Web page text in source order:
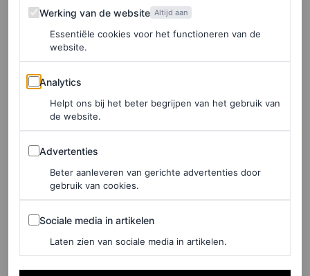
24 september, 2021
En sluit de lente/zomer 2022-show in Milaan.
Werking van de website
Werking van de website Altijd aan
Essentiële cookies voor het functioneren van de
website.
Analytics
Analytics
Helpt ons bij het beter begrijpen van het gebruik van
de website.
Advertenties
Advertenties
Beter aanleveren van gerichte advertenties door
gebruik van cookies.
Sociale media in artikelen
Sociale media in artikelen
Laten zien van sociale media in artikelen.